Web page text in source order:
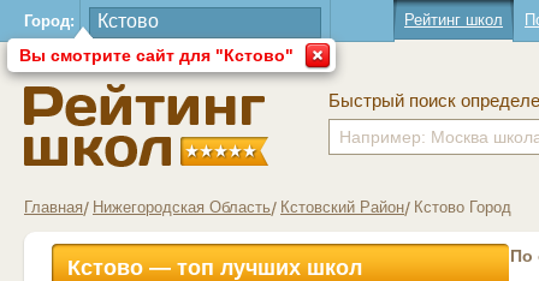
Город:
Вы смотрите сайт для "Кстово"
Рейтинг школ
Быстрый поиск
Главная Нижегородская Область Кстовский Район Кстово Город
Кстово — топ лучших школ По